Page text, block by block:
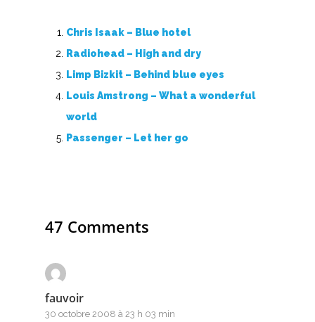
Chris Isaak – Blue hotel
Radiohead – High and dry
Limp Bizkit – Behind blue eyes
Louis Amstrong – What a wonderful
world
Passenger – Let her go
47 Comments
fauvoir
30 octobre 2008 à 23 h 03 min